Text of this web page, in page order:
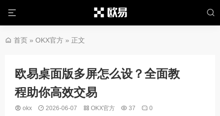
首页 » OKX官方 » 正文
欧易桌面版多屏怎么设？全面教
程助你高效交易
okx 2026-06-07 OKX官方 37 0